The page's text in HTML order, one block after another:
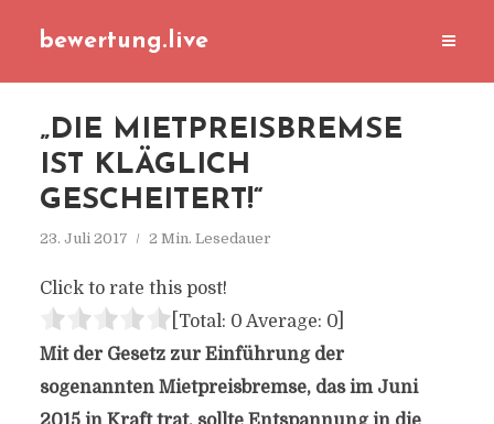
bewertung.live
„DIE MIETPREISBREMSE
IST KLÄGLICH
GESCHEITERT!“
23. Juli 2017 2 Min. Lesedauer
Click to rate this post!
[Total: 0 Average: 0]
Mit der Gesetz zur Einführung der
sogenannten Mietpreisbremse, das im Juni